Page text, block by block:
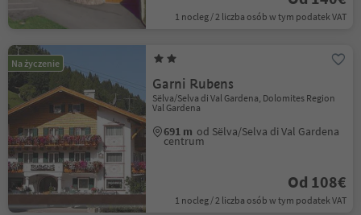
1 nocleg / 2 liczba osób w tym podatek VAT
Na życzenie
Garni Rubens
Sëlva/Selva di Val Gardena, Dolomites Region
Val Gardena
691 m od Sëlva/Selva di Val Gardena
centrum
Od 108€
1 nocleg / 2 liczba osób w tym podatek VAT